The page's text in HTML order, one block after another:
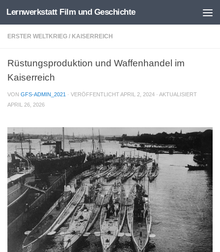
Zum Inhalt springen
Lernwerkstatt Film und Geschichte
ERSTER WELTKRIEG / KAISERREICH
Rüstungsproduktion und Waffenhandel im
Kaiserreich
VON GFS-ADMIN_2021 · VERÖFFENTLICHTAPRIL 2, 2024 · AKTUALISIERT
APRIL 26, 2026